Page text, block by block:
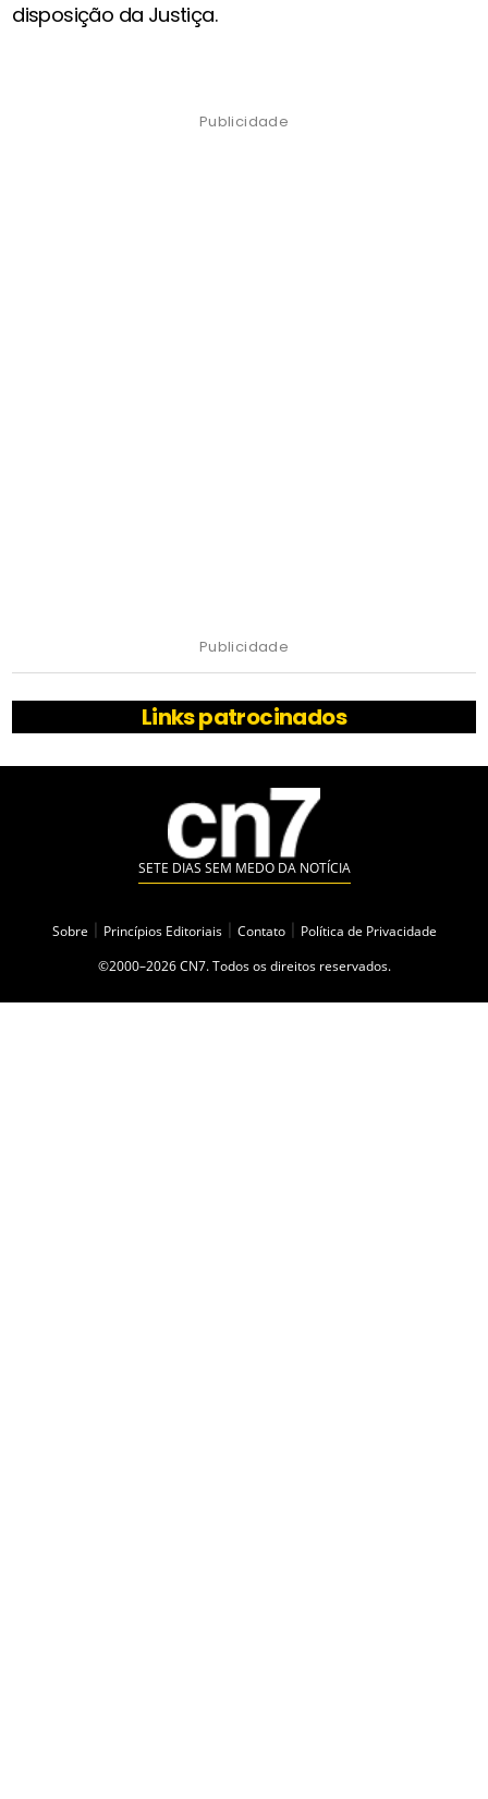
disposição da Justiça.
Publicidade
Publicidade
Links patrocinados
SETE DIAS SEM MEDO DA NOTÍCIA
Sobre Princípios Editoriais Contato
Política de Privacidade
©2000–2026 CN7. Todos os direitos reservados.